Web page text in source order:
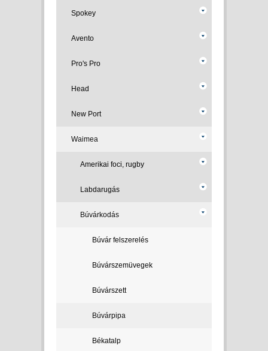
Spokey
Avento
Pro's Pro
Head
New Port
Waimea
Amerikai foci, rugby
Labdarugás
Búvárkodás
Búvár felszerelés
Búvárszemüvegek
Búvárszett
Búvárpipa
Békatalp